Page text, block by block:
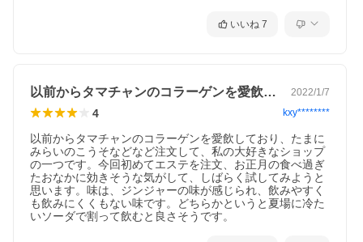
いいね 7
以前からタマチャンのコラーゲンを愛飲し… 2022/1/7
4 kxy********
以前からタマチャンのコラーゲンを愛飲しており、たまに
みらいのこうそなどなど注文して、私の大好きなショップ
の一つです。今回初めてエステを注文、お正月の食べ過ぎ
たおなかに効きそうな気がして、しばらく試してみようと
思います。味は、ジンジャーの味が感じられ、飲みやすく
も飲みにくくもない味です。どちらかというと夏場に冷た
いソーダで割って飲むと良さそうです。